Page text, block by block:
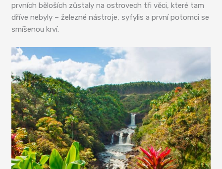
prvních běloších zůstaly na ostrovech tři věci, které tam
dříve nebyly – železné nástroje, syfylis a první potomci se
smíšenou krví.